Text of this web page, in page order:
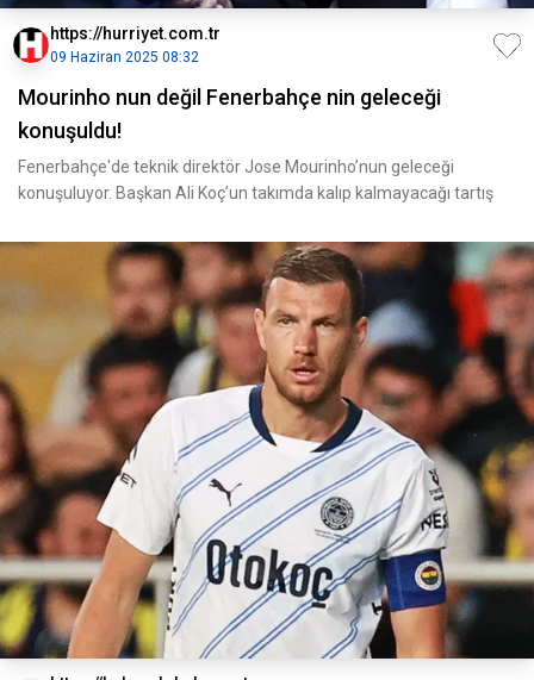
https://hurriyet.com.tr
09 Haziran 2025 08:32
Mourinho nun değil Fenerbahçe nin geleceği
konuşuldu!
Fenerbahçe'de teknik direktör Jose Mourinho’nun geleceği
konuşuluyor. Başkan Ali Koç’un takımda kalıp kalmayacağı tartış